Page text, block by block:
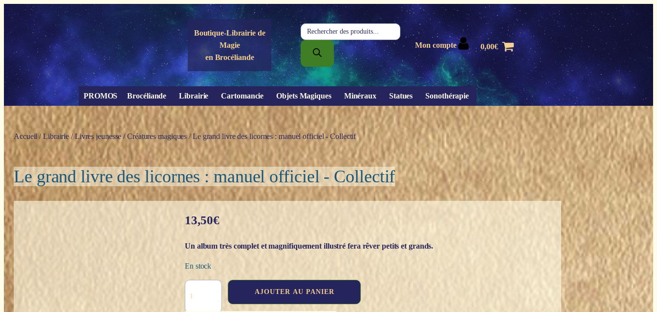
Panneau de gestion des cookies
Boutique-Librairie de
Magie
en Brocéliande
Recherche
de
produits
Mon compte 0,00€
PROMOS Brocéliande Librairie Cartomancie Objets Magiques Minéraux Statues Sonothérapie
Accueil /Librairie /Livres jeunesse /Créatures magiques/ Le grand livre des licornes : manuel officiel - Collectif
Le grand livre des licornes : manuel officiel - Collectif
13,50€
Un album très complet et magnifiquement illustré fera rêver petits et grands.
En stock
AJOUTER AU PANIER